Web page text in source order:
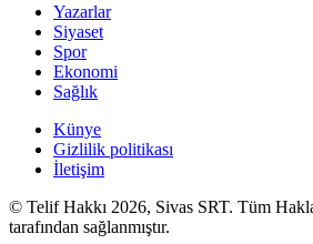
Yazarlar
Siyaset
Spor
Ekonomi
Sağlık
Künye
Gizlilik politikası
İletişim
© Telif Hakkı 2026, Sivas SRT. Tüm
tarafından sağlanmıştır.